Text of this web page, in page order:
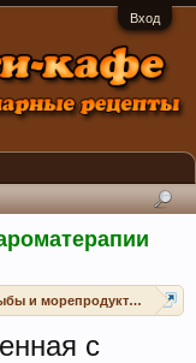
Вход
и морепродуктов
с